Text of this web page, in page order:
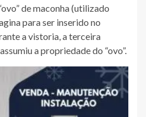
de maconha (utilizado
para ser inserido no
a vistoria, a terceira
a propriedade do “ovo”.